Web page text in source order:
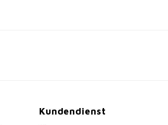
Kundendienst